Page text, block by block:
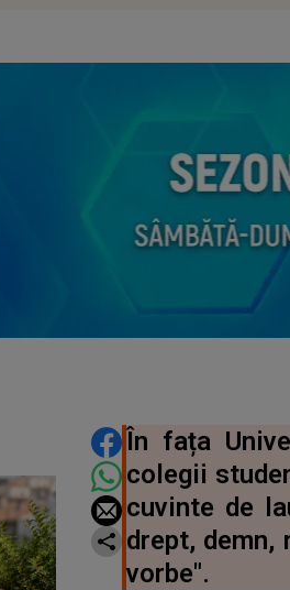
DISTRIBUIE
În fața
colegii
cuvinte de
drept, demn,
vorbe".